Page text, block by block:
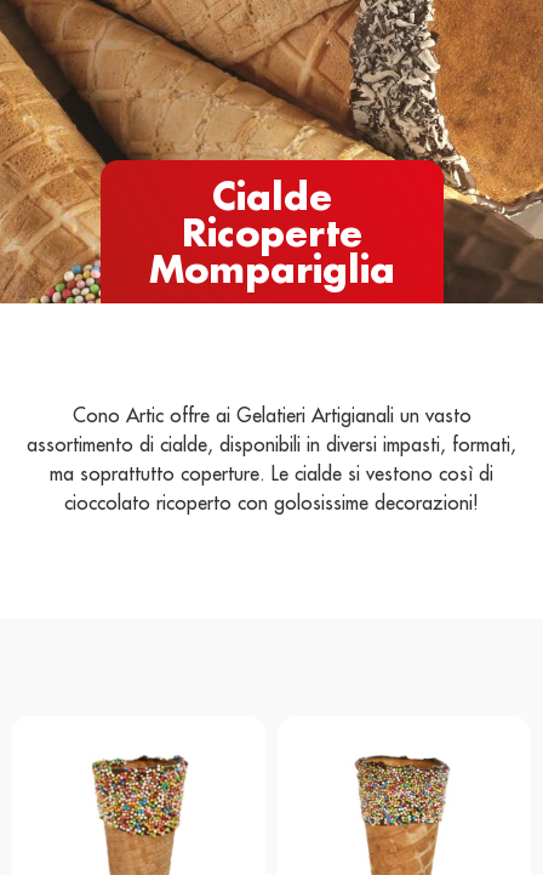
Cialde
Ricoperte
Mompariglia
Cono Artic offre ai Gelatieri Artigianali un vasto
assortimento di cialde, disponibili in diversi impasti, formati,
ma soprattutto coperture. Le cialde si vestono così di
cioccolato ricoperto con golosissime decorazioni!